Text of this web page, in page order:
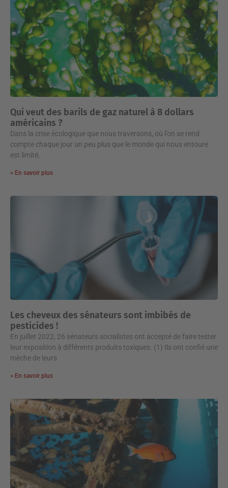
Qui veut des barils de gaz naturel à 8 dollars
américains ?
Dans la crise écologique que nous traversons, où l’on se rend
compte chaque jour un peu plus que le monde qui nous entoure
est limité,
> En savoir plus
Les cheveux des sénateurs sont imbibés de
pesticides !
En juillet 2022, 26 sénateurs socialistes ont accepté de faire tester
leur exposition à différents produits toxiques. (1) Ils ont confié une
mèche de leurs
> En savoir plus